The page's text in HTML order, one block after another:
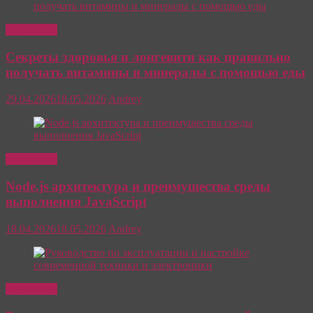
Секреты здоровья и лонгевити как правильно
получать витамины и минералы с помощью еды
29.04.202618.05.2026 Andrey
Node.js архитектура и преимущества среды
выполнения JavaScript
18.04.202618.05.2026 Andrey